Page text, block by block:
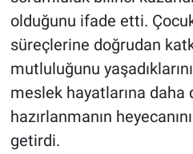
olduğunu ifade etti.
süreçlerine doğrudan
mutluluğunu
meslek hayatlarına daha
hazırlanmanın
getirdi.